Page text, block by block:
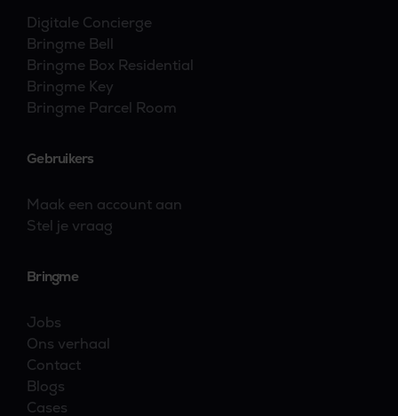
Digitale Concierge
Bringme Bell
Bringme Box Residential
Bringme Key
Bringme Parcel Room
Gebruikers
Maak een account aan
Stel je vraag
Bringme
Jobs
Ons verhaal
Contact
Blogs
Cases